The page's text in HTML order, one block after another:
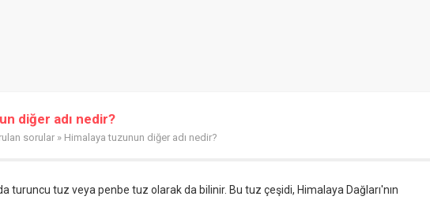
diğer adı nedir?
sorular » Himalaya tuzunun diğer adı nedir?
turuncu tuz veya penbe tuz olarak da bilinir. Bu tuz çeşidi, Himalaya Dağları'nın